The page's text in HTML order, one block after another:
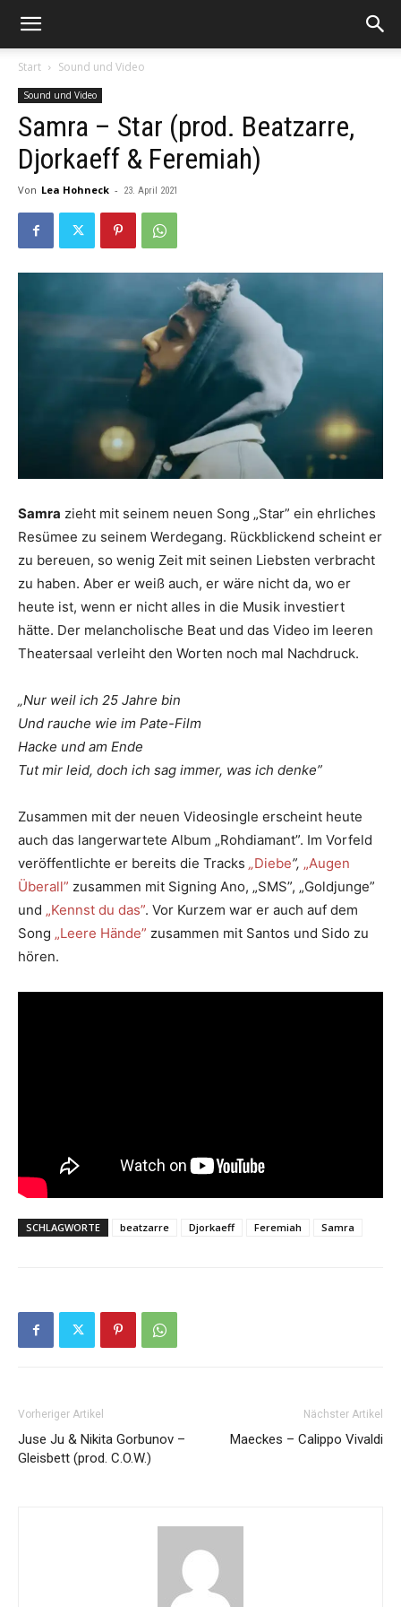
Start Sound und Video
Sound und Video
Samra – Star (prod. Beatzarre,
Djorkaeff & Feremiah)
Von Lea Hohneck - 23. April 2021
Samra zieht mit seinem neuen Song „Star” ein ehrliches
Resümee zu seinem Werdegang. Rückblickend scheint er
zu bereuen, so wenig Zeit mit seinen Liebsten verbracht
zu haben. Aber er weiß auch, er wäre nicht da, wo er
heute ist, wenn er nicht alles in die Musik investiert
hätte. Der melancholische Beat und das Video im leeren
Theatersaal verleiht den Worten noch mal Nachdruck.
„Nur weil ich 25 Jahre bin
Und rauche wie im Pate-Film
Hacke und am Ende
Tut mir leid, doch ich sag immer, was ich denke”
Zusammen mit der neuen Videosingle erscheint heute
auch das langerwartete Album „Rohdiamant”. Im Vorfeld
veröffentlichte er bereits die Tracks „Diebe”, „Augen
Überall” zusammen mit Signing Ano, „SMS”, „Goldjunge”
und „Kennst du das”. Vor Kurzem war er auch auf dem
Song „Leere Hände” zusammen mit Santos und Sido zu
hören.
SCHLAGWORTE beatzarre Djorkaeff Feremiah Samra
Vorheriger Artikel
Juse Ju & Nikita Gorbunov –
Gleisbett (prod. C.O.W.)
Nächster Artikel
Maeckes – Calippo Vivaldi